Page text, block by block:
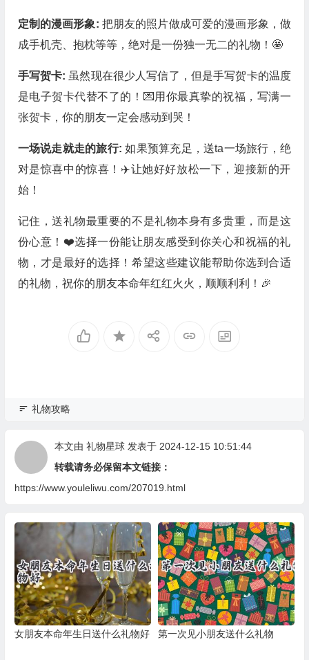
定制的漫画形象: 把朋友的照片做成可爱的漫画形象，做
成手机壳、抱枕等等，绝对是一份独一无二的礼物！🤩
手写贺卡: 虽然现在很少人写信了，但是手写贺卡的温度
是电子贺卡代替不了的！💌用你最真挚的祝福，写满一
张贺卡，你的朋友一定会感动到哭！
一场说走就走的旅行:如果预算充足，送ta一场旅行，绝
对是惊喜中的惊喜！✈️让她好好放松一下，迎接新的开
始！
记住，送礼物最重要的不是礼物本身有多贵重，而是这
份心意！❤️选择一份能让朋友感受到你关心和祝福的礼
物，才是最好的选择！希望这些建议能帮助你选到合适
的礼物，祝你的朋友本命年红红火火，顺顺利利！🎉
礼物攻略
本文由 礼物星球发表于 2024-12-15 10:51:44
转载请务必保留本文链接：
https://www.youleliwu.com/207019.html
女朋友本命年生日送什么礼物好 第一次见小朋友送什么礼物